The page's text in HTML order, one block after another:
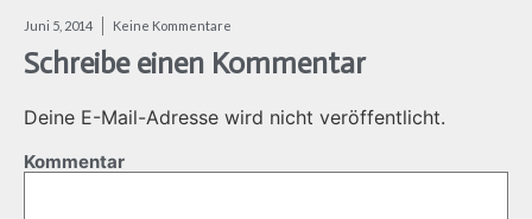
Juni 5, 2014 Keine Kommentare
Schreibe einen Kommentar
Deine E-Mail-Adresse wird nicht veröffentlicht.
Kommentar